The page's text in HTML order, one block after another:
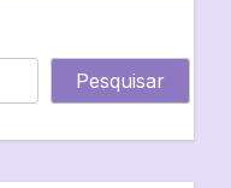
Pesquisar